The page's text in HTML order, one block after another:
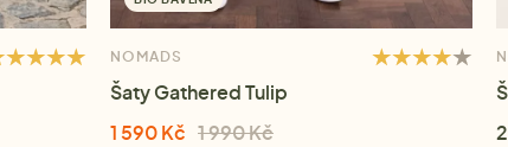
NOMADS
Šaty Gathered Tulip
1 590 Kč 1 990 Kč